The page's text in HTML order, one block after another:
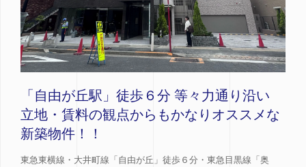
「自由が丘駅」徒歩６分 等々力通り沿い
立地・賃料の観点からもかなりオススメな
新築物件！！
東急東横線・大井町線「自由が丘」徒歩６分・東急目黒線「奥